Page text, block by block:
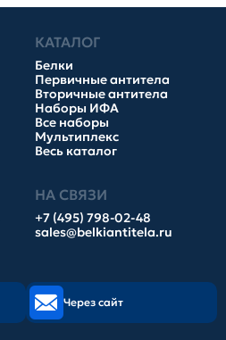
КАТАЛОГ
Белки
Первичные антитела
Вторичные антитела
Наборы ИФА
Все наборы
Мультиплекс
Весь каталог
НА СВЯЗИ
+7 (495) 798-02-48
sales@belkiantitela.ru
Через сайт